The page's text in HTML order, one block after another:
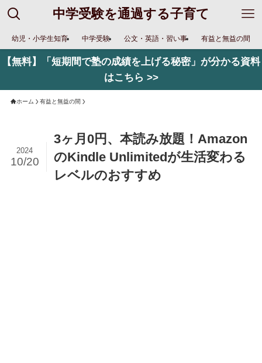
中学受験を通過する子育て
幼児・小学生知育 中学受験 公文・英語・習い事 有益と無益の間
【無料】「短期間で塾の成績を上げる秘密」が分かる資料
はこちら >>
ホーム 有益と無益の間
3ヶ月0円、本読み放題！Amazon
のKindle Unlimitedが生活変わる
レベルのおすすめ
2024
10/20